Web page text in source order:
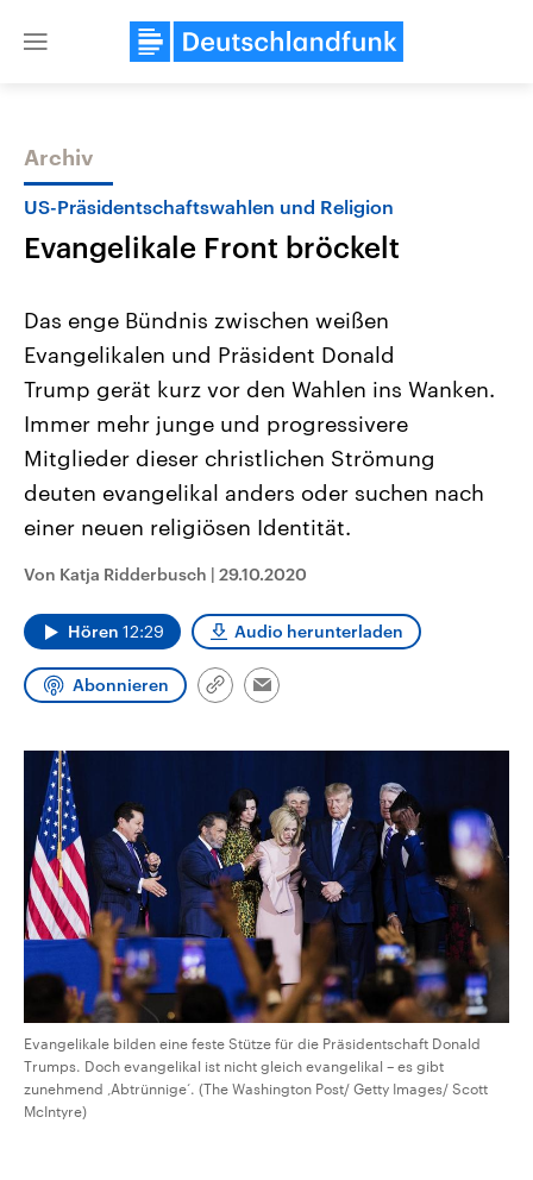
Close
Themen
USA
Aktuelle Beiträge, Analysen und
Hintergründe
Wirtschaftlich und militärisch
gehören die Vereinigten Staaten zu
den mächtigsten Ländern der Erde,
mit großem Einfluss auf das
Nahostkonflikt
Aktuelle Lage und
Der Überfall der
Terrororganisation Hamas
Oktober 2023 auf Israel
Israel möchte die Hamas
Archiv
US-Präsidentschaftswahlen und Religion
Evangelikale Front bröckelt
Das enge Bündnis zwischen weißen
Evangelikalen und Präsident Donald
Trump gerät kurz vor den Wahlen ins Wanken.
Immer mehr junge und progressivere
Mitglieder dieser christlichen Strömung
deuten evangelikal anders oder suchen nach
einer neuen religiösen Identität.
Von Katja Ridderbusch | 29.10.2020
Hören 12:29 Audio herunterladen
Abonnieren
Link
Email
Evangelikale bilden eine feste Stütze für die Präsidentschaft Donald
Trumps. Doch evangelikal ist nicht gleich evangelikal – es gibt
zunehmend ‚Abtrünnige‘. (The Washington Post/ Getty Images/ Scott
McIntyre)